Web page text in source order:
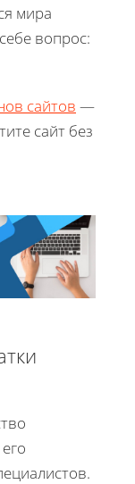
мира
вопрос:
сайтов —
сайт без